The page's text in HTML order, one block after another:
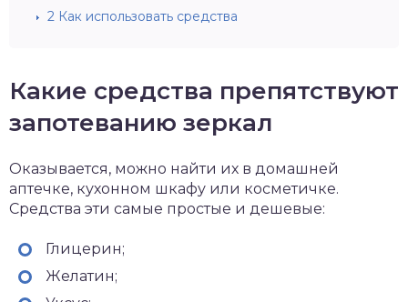
2 Как использовать средства
Какие средства препятствуют
запотеванию зеркал
Оказывается, можно найти их в домашней
аптечке, кухонном шкафу или косметичке.
Средства эти самые простые и дешевые:
Глицерин;
Желатин;